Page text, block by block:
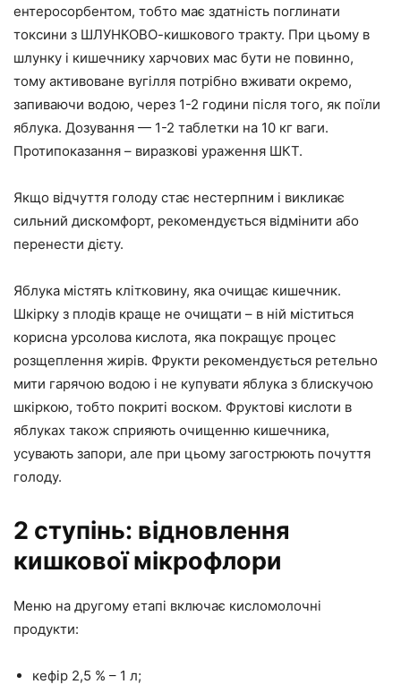
ентеросорбентом, тобто має здатність поглинати
токсини з ШЛУНКОВО-кишкового тракту. При цьому в
шлунку і кишечнику харчових мас бути не повинно,
тому активоване вугілля потрібно вживати окремо,
запиваючи водою, через 1-2 години після того, як поїли
яблука. Дозування — 1-2 таблетки на 10 кг ваги.
Протипоказання – виразкові ураження ШКТ.
Якщо відчуття голоду стає нестерпним і викликає
сильний дискомфорт, рекомендується відмінити або
перенести дієту.
Яблука містять клітковину, яка очищає кишечник.
Шкірку з плодів краще не очищати – в ній міститься
корисна урсолова кислота, яка покращує процес
розщеплення жирів. Фрукти рекомендується ретельно
мити гарячою водою і не купувати яблука з блискучою
шкіркою, тобто покриті воском. Фруктові кислоти в
яблуках також сприяють очищенню кишечника,
усувають запори, але при цьому загострюють почуття
голоду.
2 ступінь: відновлення
кишкової мікрофлори
Меню на другому етапі включає кисломолочні
продукти:
кефір 2,5 % – 1 л;